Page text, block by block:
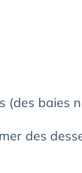
(des baies
des